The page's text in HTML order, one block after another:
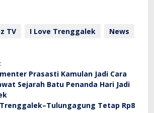
TV I Love Trenggalek
News
Prasasti Kamulan Jadi Cara
Sejarah Batu Penanda Hari Jadi
Tetap Rp8